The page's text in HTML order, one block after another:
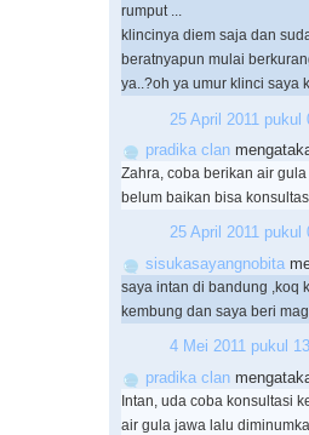
rumput ...
klincinya diem saja dan
beratnyapun mulai
ya..?oh ya umur klinci saya
25 April 2011 pukul
pradika clan
Zahra, coba berikan air
belum baikan bisa
25 April 2011 pukul
sisukasayangnobita
saya intan di bandung ,koq
kembung dan saya beri
4 Mei 2011 pukul
pradika clan
Intan, uda coba konsultasi
air gula jawa lalu